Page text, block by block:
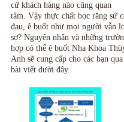
cứ khách hàng nào cũng quan
tâm. Vậy thực chất bọc răng sứ
đau, ê buốt như mọi người vẫn
sợ? Nguyên nhân và những
hợp có thể ê buốt Nha Khoa
Anh sẽ cung cấp cho các bạn qua
bài viết dười đây.